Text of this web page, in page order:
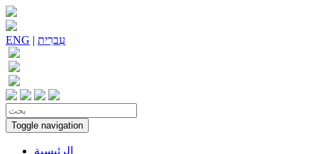
ENG | עִברִית
Toggle navigation
الرئيسية